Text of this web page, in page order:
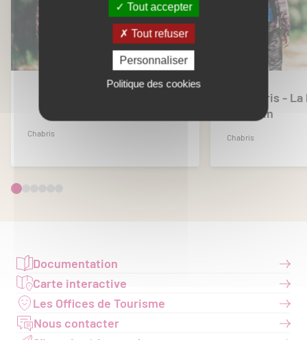
Chabris
Chabris -
Moulin
Chabris
Documentation
Carte interactive
Les Offices de Tourisme
Nous contacter
Tout accepter
Tout refuser
Personnaliser
Politique des cookies